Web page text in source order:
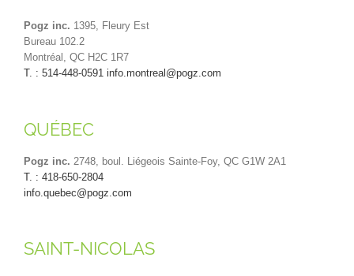
Pogz inc. 1395, Fleury Est
Bureau 102.2
Montréal, QC H2C 1R7
T. : 514-448-0591 info.montreal@pogz.com
QUÉBEC
Pogz inc. 2748, boul. Liégeois Sainte-Foy, QC G1W 2A1
T. : 418-650-2804
info.quebec@pogz.com
SAINT-NICOLAS